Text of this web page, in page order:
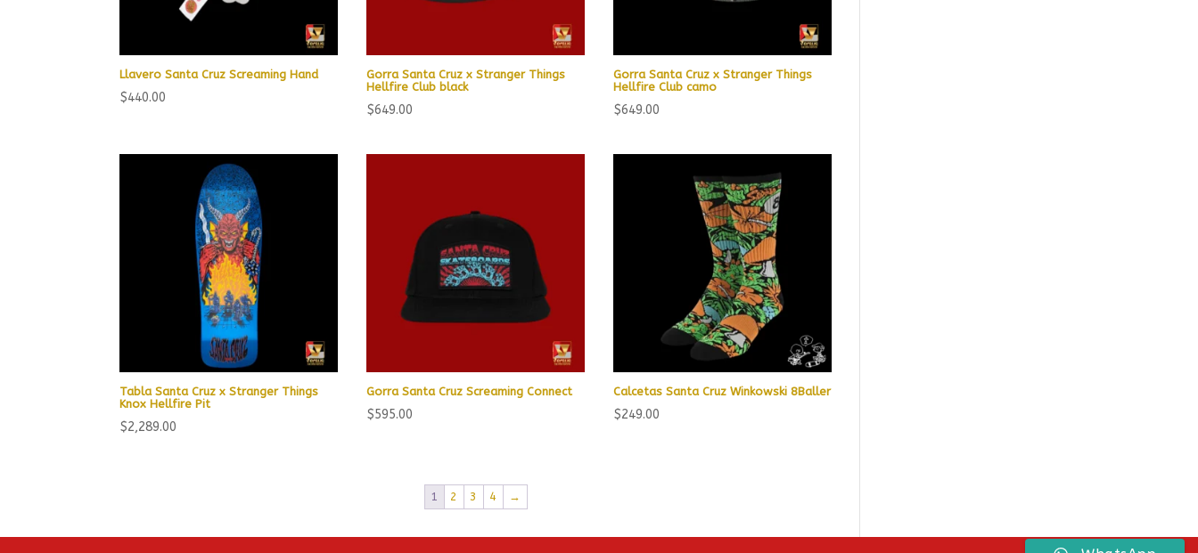
Llavero Santa Cruz Screaming Hand
$440.00
Gorra Santa Cruz x Stranger Things
Hellfire Club black
$649.00
Gorra Santa Cruz x Stranger Things
Hellfire Club camo
$649.00
Tabla Santa Cruz x Stranger Things
Knox Hellfire Pit
$2,289.00
Gorra Santa Cruz Screaming Connect
$595.00
Calcetas Santa Cruz Winkowski 8Baller
$249.00
1 2 3 4 →